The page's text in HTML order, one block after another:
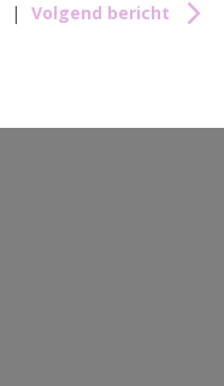
| Volgend bericht